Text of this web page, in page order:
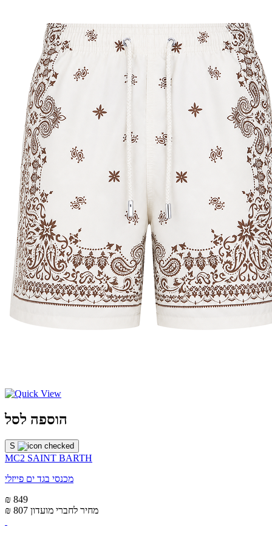
הוספה לסל
S
MC2 SAINT BARTH
מכנסי בגד ים פייזלי
₪ 849
₪ 807 מחיר לחברי מועדון